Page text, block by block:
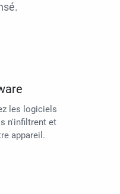
les logiciels
n'infiltrent et
appareil.